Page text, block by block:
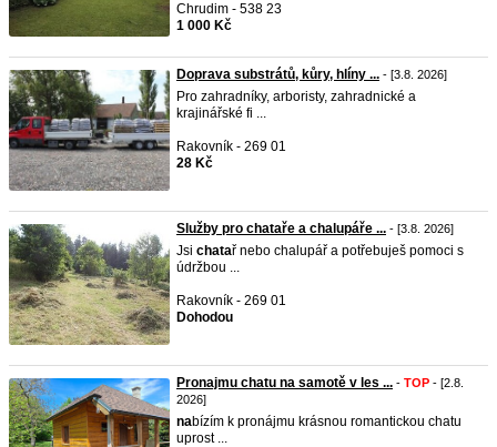
Chrudim - 538 23
1 000 Kč
Doprava substrátů, kůry, hlíny ... - [3.8. 2026]
Pro zahradníky, arboristy, zahradnické a
krajinářské fi ...
Rakovník - 269 01
28 Kč
Služby pro chataře a chalupáře ... - [3.8. 2026]
Jsi chatař nebo chalupář a potřebuješ pomoci s
údržbou ...
Rakovník - 269 01
Dohodou
Pronajmu chatu na samotě v les ... - TOP - [2.8.
2026]
nabízím k pronájmu krásnou romantickou chatu
uprost ...